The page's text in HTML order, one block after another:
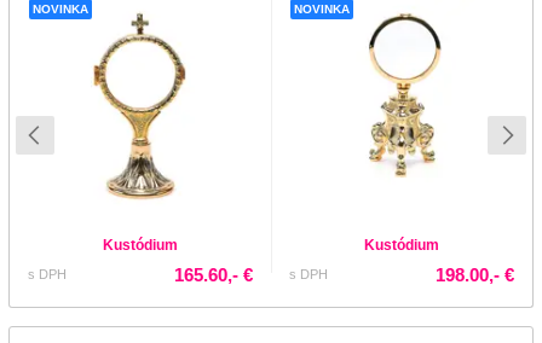
NOVINKA
Kustódium
s DPH 165.60,- €
NOVINKA
Kustódium
s DPH 198.00,- €